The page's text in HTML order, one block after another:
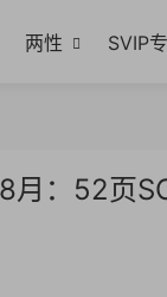
两性 SVIP
月：52页